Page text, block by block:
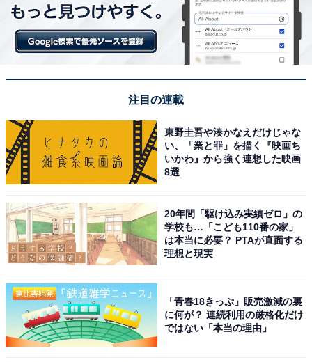
履き 革靴 カビ ニオイ防止 脱臭 タイマー機能 ブラウン
SD-4546BR
Amazonで見る
4位：【公式ストア限定】cado ふとん乾燥機 FOEHN
【公式ストア限定】cado ふとん乾燥機 FOEHN 003 メー
カー2年保証 ダニ退治 温風機能 約60℃
Amazonで見る
5位：アイリスオーヤマ(IRIS OHYAMA) 靴乾燥機 シ
注目の連載
東野圭吾や湊かなえだけじゃな
い、「業と罪」を描く『映画ち
いかわ』から強く連想した映画
8選
20年間「駆け込み実績ゼロ」の
学校も…「こども110番の家」
は本当に必要？ PTAが直面する
理想と現実
「青春18きっぷ」販売激減の裏
に何が？ 連続利用の厳格化だけ
ではない「本当の理由」